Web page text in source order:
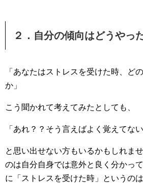
２．自分の傾向はどうやっ
「あなたはストレスを受けた時、ど
か」
こう聞かれて考えてみたとしても、
「あれ？？そう言えばよく覚えてな
と思い出せない方もいるかもしれま
のは自分自身では意外と良く分かっ
に「ストレスを受けた時」というの